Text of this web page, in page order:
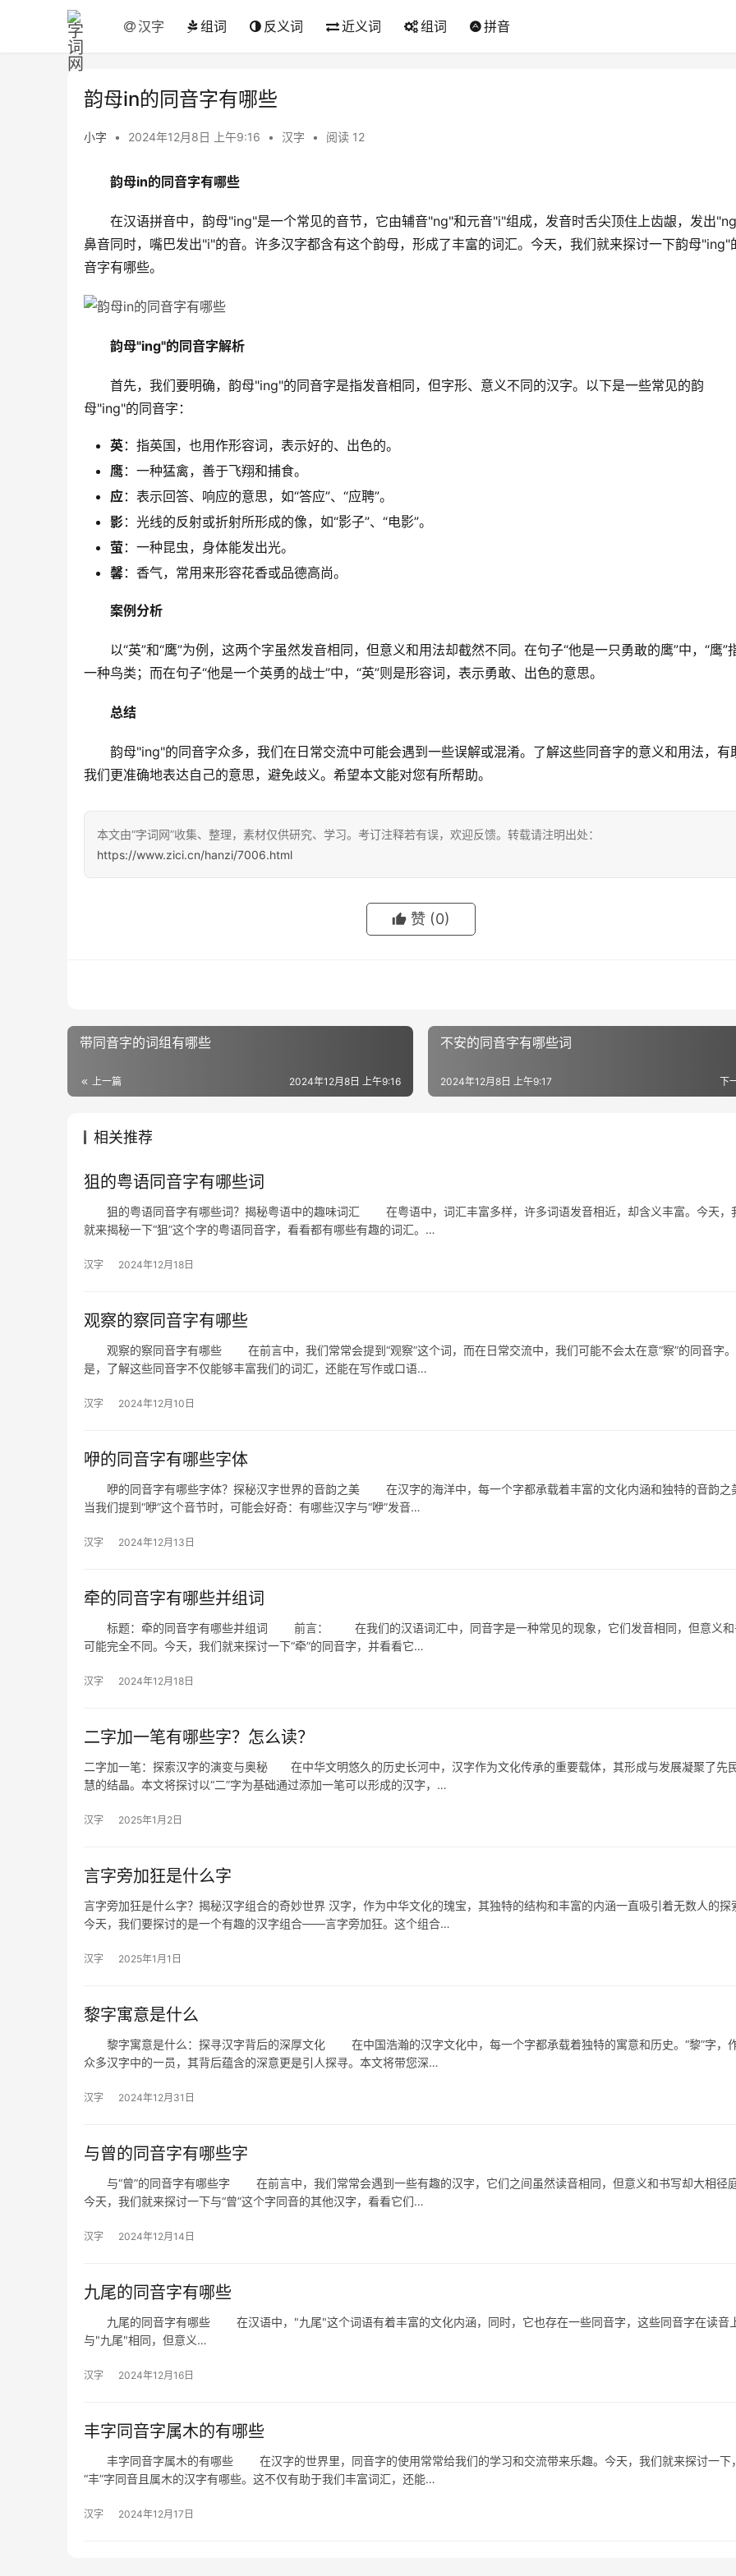
汉字 组词 反义词 近义词 组词 拼音
韵母in的同音字有哪些
小字 • 2024年12月8日 上午9:16 • 汉字 • 阅读 12
韵母in的同音字有哪些
在汉语拼音中，韵母"ing"是一个常见的音节，它由辅音"ng"和元音"i"组成，发音时舌尖顶住上齿龈，发出
鼻音同时，嘴巴发出"i"的音。许多汉字都含有这个韵母，形成了丰富的词汇。今天，我们就来探讨一下韵母"ing"
音字有哪些。
韵母"ing"的同音字解析
首先，我们要明确，韵母"ing"的同音字是指发音相同，但字形、意义不同的汉字。以下是一些常见的韵
母"ing"的同音字：
英：指英国，也用作形容词，表示好的、出色的。
鹰：一种猛禽，善于飞翔和捕食。
应：表示回答、响应的意思，如“答应”、“应聘”。
影：光线的反射或折射所形成的像，如“影子”、“电影”。
萤：一种昆虫，身体能发出光。
馨：香气，常用来形容花香或品德高尚。
案例分析
以“英”和“鹰”为例，这两个字虽然发音相同，但意义和用法却截然不同。在句子“他是一只勇敢的鹰”中，“鹰”
一种鸟类；而在句子“他是一个英勇的战士”中，“英”则是形容词，表示勇敢、出色的意思。
总结
韵母"ing"的同音字众多，我们在日常交流中可能会遇到一些误解或混淆。了解这些同音字的意义和用法，有
我们更准确地表达自己的意思，避免歧义。希望本文能对您有所帮助。
本文由“字词网”收集、整理，素材仅供研究、学习。考订注释若有误，欢迎反馈。转载请注明出处：
https://www.zici.cn/hanzi/7006.html
赞 (0)
带同音字的词组有哪些
上一篇 2024年12月8日 上午9:16
不安的同音字有哪些词
下
2024年12月8日 上午9:17
相关推荐
狙的粤语同音字有哪些词
狙的粤语同音字有哪些词？揭秘粤语中的趣味词汇 在粤语中，词汇丰富多样，许多词语发音相近，却含义丰富。今天，
就来揭秘一下“狙”这个字的粤语同音字，看看都有哪些有趣的词汇。…
汉字 2024年12月18日
观察的察同音字有哪些
观察的察同音字有哪些 在前言中，我们常常会提到“观察”这个词，而在日常交流中，我们可能不会太在意“察”的同音字
是，了解这些同音字不仅能够丰富我们的词汇，还能在写作或口语…
汉字 2024年12月10日
咿的同音字有哪些字体
咿的同音字有哪些字体？探秘汉字世界的音韵之美 在汉字的海洋中，每一个字都承载着丰富的文化内涵和独特的音韵之
当我们提到“咿”这个音节时，可能会好奇：有哪些汉字与“咿”发音…
汉字 2024年12月13日
牵的同音字有哪些并组词
标题：牵的同音字有哪些并组词 前言： 在我们的汉语词汇中，同音字是一种常见的现象，它们发音相同，但意义和
可能完全不同。今天，我们就来探讨一下“牵”的同音字，并看看它…
汉字 2024年12月18日
二字加一笔有哪些字？怎么读？
二字加一笔：探索汉字的演变与奥秘 在中华文明悠久的历史长河中，汉字作为文化传承的重要载体，其形成与发展凝聚了先
慧的结晶。本文将探讨以“二”字为基础通过添加一笔可以形成的汉字，…
汉字 2025年1月2日
言字旁加狂是什么字
言字旁加狂是什么字？揭秘汉字组合的奇妙世界 汉字，作为中华文化的瑰宝，其独特的结构和丰富的内涵一直吸引着无数人的探
今天，我们要探讨的是一个有趣的汉字组合——言字旁加狂。这个组合…
汉字 2025年1月1日
黎字寓意是什么
黎字寓意是什么：探寻汉字背后的深厚文化 在中国浩瀚的汉字文化中，每一个字都承载着独特的寓意和历史。“黎”字，
众多汉字中的一员，其背后蕴含的深意更是引人探寻。本文将带您深…
汉字 2024年12月31日
与曾的同音字有哪些字
与“曾”的同音字有哪些字 在前言中，我们常常会遇到一些有趣的汉字，它们之间虽然读音相同，但意义和书写却大相径
今天，我们就来探讨一下与“曾”这个字同音的其他汉字，看看它们…
汉字 2024年12月14日
九尾的同音字有哪些
九尾的同音字有哪些 在汉语中，"九尾"这个词语有着丰富的文化内涵，同时，它也存在一些同音字，这些同音字在读音
与"九尾"相同，但意义…
汉字 2024年12月16日
丰字同音字属木的有哪些
丰字同音字属木的有哪些 在汉字的世界里，同音字的使用常常给我们的学习和交流带来乐趣。今天，我们就来探讨一下
“丰”字同音且属木的汉字有哪些。这不仅有助于我们丰富词汇，还能…
汉字 2024年12月17日